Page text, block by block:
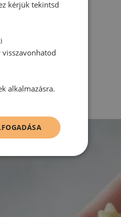
kérjük tekintsd
alkalmazásra.